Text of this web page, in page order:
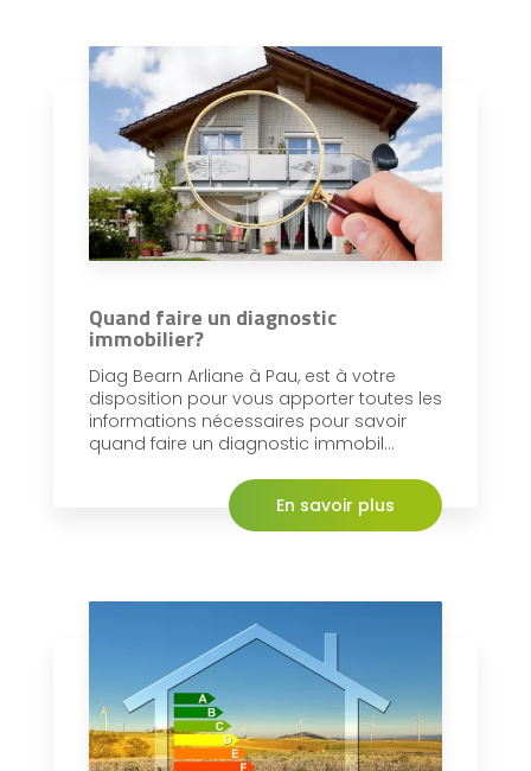
Quand faire un diagnostic
immobilier?
Diag Bearn Arliane à Pau, est à votre
disposition pour vous apporter toutes les
informations nécessaires pour savoir
quand faire un diagnostic immobil...
En savoir plus